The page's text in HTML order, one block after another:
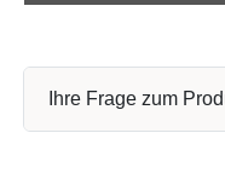
Ihre Frage zum